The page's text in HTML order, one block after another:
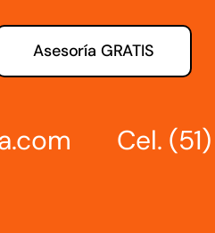
Asesoría GRATIS
Cel.